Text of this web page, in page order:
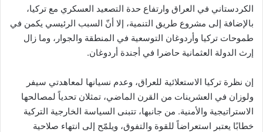
الكردستاني في العراق وارتفاع حدة التصعيد العسكري مع تركيا،
بالإضافة إلى مشروع طريق التنمية، إلا أنّ السبب الرئيسي يكمن في
طموحات تركيا وأردوغان التوسعية في المنطقة والجوار، وما زال
إرث الدولة العثمانية حاضرا في أجندة أردوغان.
إن نظرة تركيا الاستعلائية للعراق، وعدم نسيانها لمعاهدتي سيفر
ولوزان في العشرينات من القرن الماضي، تمثلان تحدياً لمصالحها
الاستراتيجية والأمنية. من جانبها، تتبنى السياسة الخارجية التركية
خطابًا يعتبر استعراضاً للقوة والتفوق، ويلمّح إلى انتهاء صلاحية